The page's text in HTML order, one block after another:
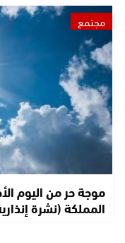
مجتمع
موجة حر من اليوم
المملكة (نشرة